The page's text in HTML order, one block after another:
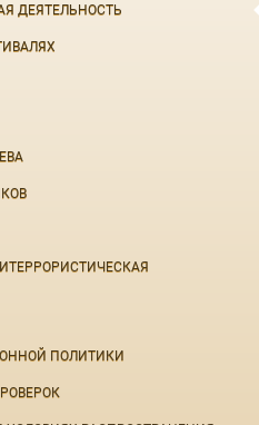
ДЕЯТЕЛЬНОСТЬ
ПОЛИТИКИ